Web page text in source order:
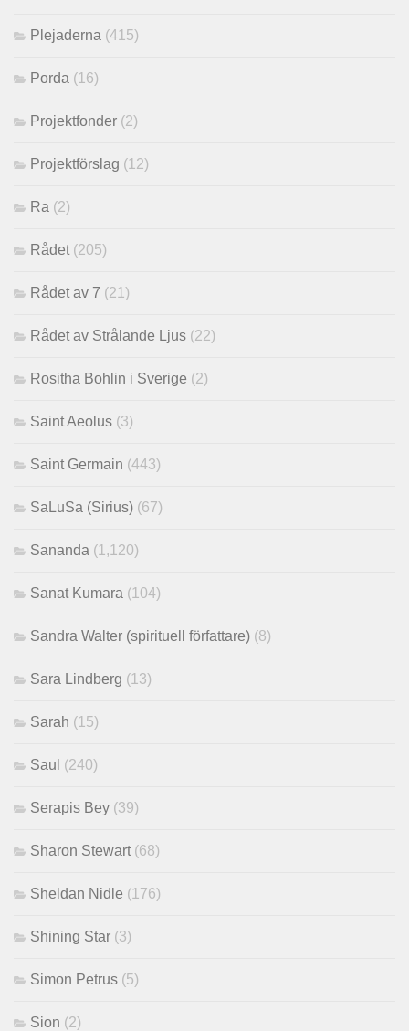
Plejaderna (415)
Porda (16)
Projektfonder (2)
Projektförslag (12)
Ra (2)
Rådet (205)
Rådet av 7 (21)
Rådet av Strålande Ljus (22)
Rositha Bohlin i Sverige (2)
Saint Aeolus (3)
Saint Germain (443)
SaLuSa (Sirius) (67)
Sananda (1,120)
Sanat Kumara (104)
Sandra Walter (spirituell författare) (8)
Sara Lindberg (13)
Sarah (15)
Saul (240)
Serapis Bey (39)
Sharon Stewart (68)
Sheldan Nidle (176)
Shining Star (3)
Simon Petrus (5)
Sion (2)